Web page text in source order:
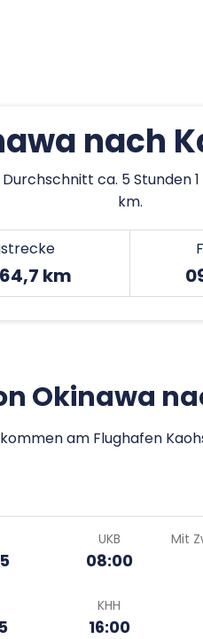
nach
ca. 5
km.
km
Okinawa
am Flughafen
UKB
08:00
Mit
KHH
16:00